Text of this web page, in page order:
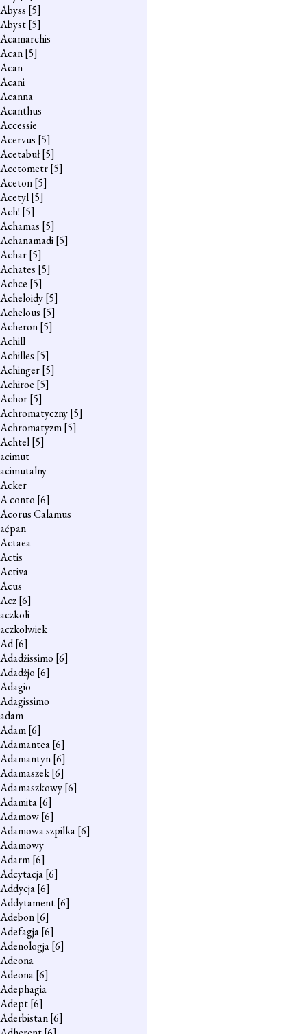
Abyss [5]
Abyst[5]
Acamarchis
Acan[5]
Acan
Acani
Acanna
Acanthus
Accessie
Acervus [5]
Acetabuł[5]
Acetometr[5]
Aceton[5]
Acetyl[5]
Ach! [5]
Achamas [5]
Achanamadi[5]
Achar[5]
Achates [5]
Achce [5]
Acheloidy[5]
Achelous [5]
Acheron[5]
Achill
Achilles [5]
Achinger[5]
Achiroe [5]
Achor[5]
Achromatyczny[5]
Achromatyzm[5]
Achtel[5]
acimut
acimutalny
Acker
A conto [6]
Acorus Calamus
aćpan
Actaea
Actis
Activa
Acus
Acz[6]
aczkoli
aczkolwiek
Ad[6]
Adadżissimo [6]
Adadżjo [6]
Adagio
Adagissimo
adam
Adam[6]
Adamantea[6]
Adamantyn[6]
Adamaszek[6]
Adamaszkowy[6]
Adamita[6]
Adamow[6]
Adamowa szpilka[6]
Adamowy
Adarm[6]
Adcytacja[6]
Addycja[6]
Addytament[6]
Adebon[6]
Adefagja[6]
Adenologja[6]
Adeona
Adeona[6]
Adephagia
Adept[6]
Aderbistan[6]